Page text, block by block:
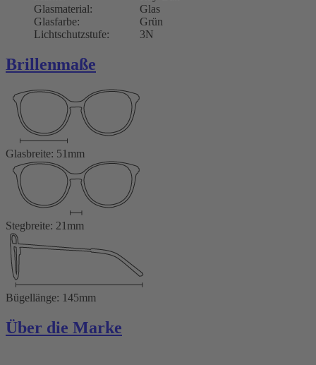
Glasmaterial:
Glas
Glasfarbe:
Grün
Lichtschutzstufe:
3N
Brillenmaße
Glasbreite: 51mm
Stegbreite: 21mm
Bügellänge: 145mm
Über die Marke